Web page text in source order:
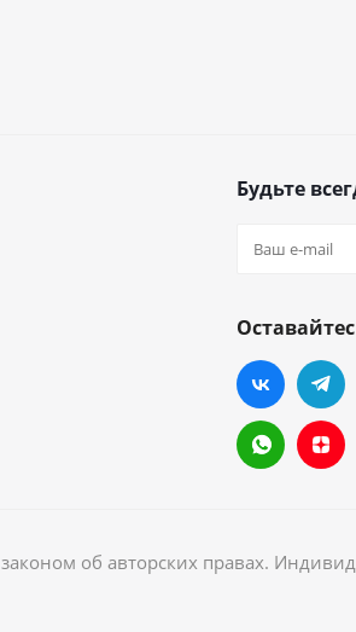
Будьте
об авторских правах.